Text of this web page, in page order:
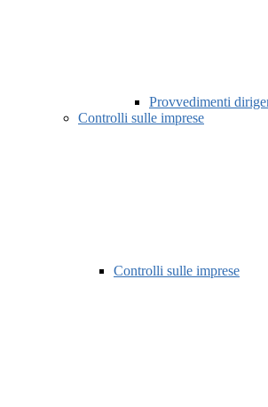
Provvedimenti
Controlli sulle imprese
Controlli sulle imprese